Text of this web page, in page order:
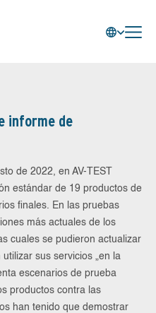
informe de
de 2022, en AV-TEST
estándar de 19 productos de
finales. En las pruebas
más actuales de los
cuales se pudieron actualizar
sus servicios „en la
escenarios de prueba
productos contra las
han tenido que demostrar